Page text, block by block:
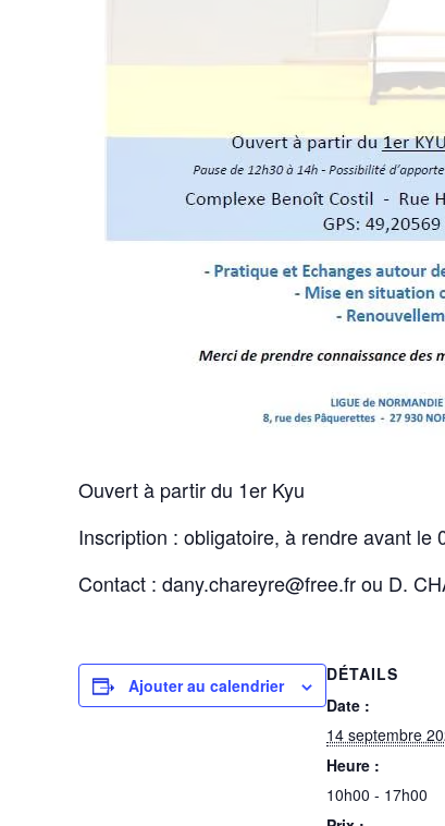
Ouvert à partir du 1er Kyu
Inscription : obligatoire, à rendre avant le
Contact : dany.chareyre@free.fr ou D.
Ajouter au calendrier
DÉTAILS
Date :
14 septembre
Heure :
10h00 - 17h00